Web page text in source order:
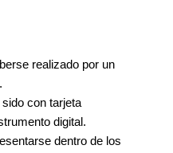
realizado por un
con tarjeta
digital.
dentro de los